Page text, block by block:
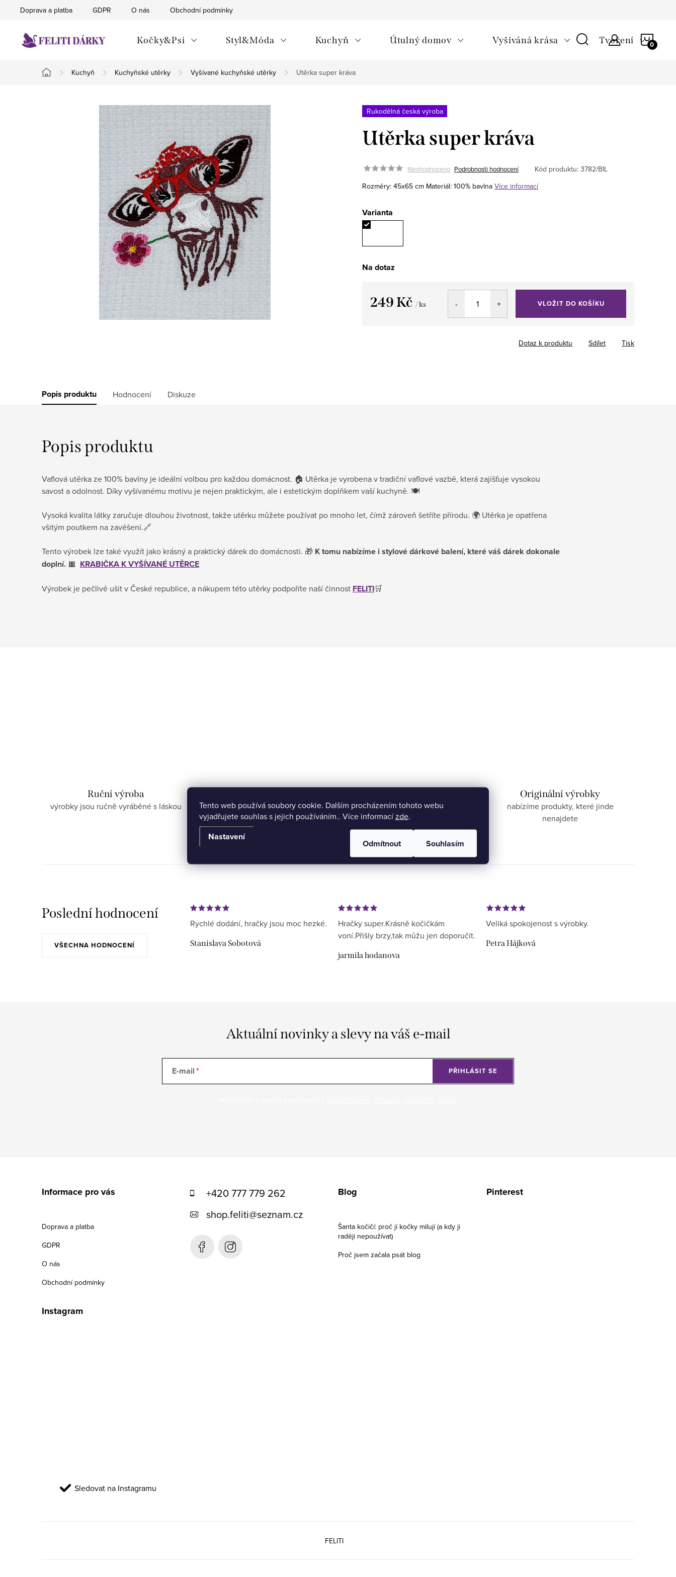
Tento web používá soubory cookie. Dalším procházením tohoto webu
vyjadřujete souhlas s jejich používáním.. Více informacízde.
Nastavení
Odmítnout Souhlasím
Doprava a platba GDPR O nás Obchodní podmínky
Kočky&Psi Styl&Móda Kuchyň Útulný domov Vyšíváná krása Tvoření
Domů
Kuchyň Kuchyňské utěrky Vyšívané kuchyňské utěrky Utěrka super kráva
Rukodělná česká výroba
Utěrka super kráva
Neohodnoceno Podrobnosti hodnocení Kód produktu: 3782/BIL
Rozměry: 45x65 cm Materiál: 100% bavlna Více informací
Varianta
Na dotaz
249 Kč / ks VLOŽIT DO KOŠÍKU
Tisk
Dotaz k produktu Sdílet
Popis produktu Hodnocení Diskuze
Popis produktu
Vaflová utěrka ze 100% bavlny je ideální volbou pro každou domácnost. 🏠 Utěrka je vyrobena v tradiční vaflové vazbě, která zajišťuje vysokou
savost a odolnost. Díky vyšívanému motivu je nejen praktickým, ale i estetickým doplňkem vaší kuchyně. 🍽️
Vysoká kvalita látky zaručuje dlouhou životnost, takže utěrku můžete používat po mnoho let, čímž zároveň šetříte přírodu. 🌍 Utěrka je opatřena
všitým poutkem na zavěšení.🔗
Tento výrobek lze také využít jako krásný a praktický dárek do domácnosti. 🎁 K tomu nabízíme i stylové dárkové balení, které váš dárek dokonale
doplní. 🎀 KRABIČKA K VYŠÍVANÉ UTĚRCE
Výrobek je pečlivě ušit v České republice, a nákupem této utěrky podpoříte naší činnost FELITI🛒
Ruční výroba
výrobky jsou ručně vyráběné s láskou Balení šetrné k přírodě. nákupem podpoříte naší činnost
Originální výrobky
nabízíme produkty, které jinde
nenajdete
Poslední hodnocení
VŠECHNA HODNOCENÍ
Rychlé dodání, hračky jsou moc hezké.
Stanislava Sobotová
Hračky super.Krásně kočičkám
voní.Přišly brzy,tak můžu jen doporučit.
jarmila hodanova
Veliká spokojenost s výrobky.
Petra Hájková
Aktuální novinky a slevy na váš e-mail
E-mail PŘIHLÁSIT SE
Informace pro vás
Doprava a platba
GDPR
O nás
Obchodní podmínky
+420 777 779 262
shop.feliti@seznam.cz
Blog
Šanta kočičí: proč jí kočky milují (a kdy ji
raději nepoužívat)
Proč jsem začala psát blog
Pinterest
Instagram
Sledovat na Instagramu
FELITI